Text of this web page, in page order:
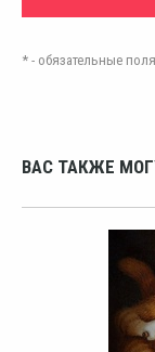
* - обязательные
ВАС ТАКЖЕ